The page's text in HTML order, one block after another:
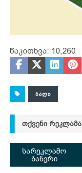
წაკითხვა: 10,260
ᲑᲐᲦᲘ
ᲗᲥᲕᲔᲜᲘ ᲠᲔᲙᲚᲐᲛᲐ